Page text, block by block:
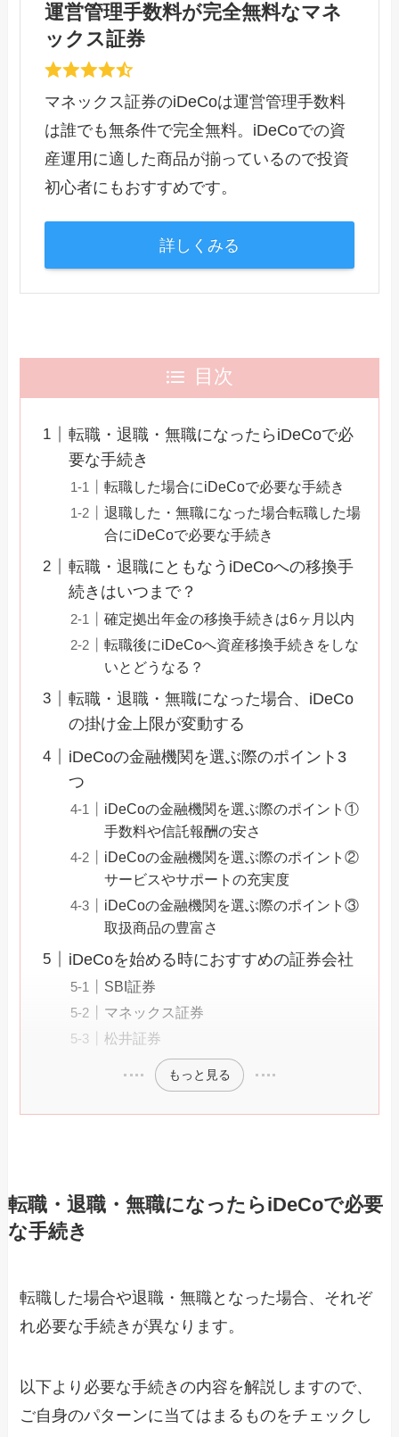
運営管理手数料が完全無料なマネ
ックス証券
マネックス証券のiDeCoは運営管理手数料
は誰でも無条件で完全無料。iDeCoでの資
産運用に適した商品が揃っているので投資
初心者にもおすすめです。
詳しくみる
目次
転職・退職・無職になったらiDeCoで必
要な手続き
転職した場合にiDeCoで必要な手続き
退職した・無職になった場合転職した場
合にiDeCoで必要な手続き
転職・退職にともなうiDeCoへの移換手
続きはいつまで？
確定拠出年金の移換手続きは6ヶ月以内
転職後にiDeCoへ資産移換手続きをしな
いとどうなる？
転職・退職・無職になった場合、iDeCo
の掛け金上限が変動する
iDeCoの金融機関を選ぶ際のポイント3
つ
iDeCoの金融機関を選ぶ際のポイント①
手数料や信託報酬の安さ
iDeCoの金融機関を選ぶ際のポイント②
サービスやサポートの充実度
iDeCoの金融機関を選ぶ際のポイント③
取扱商品の豊富さ
iDeCoを始める時におすすめの証券会社
SBI証券
マネックス証券
松井証券
もっと見る
転職・退職・無職になったらiDeCoで必要
な手続き
転職した場合や退職・無職となった場合、それぞ
れ必要な手続きが異なります。
以下より必要な手続きの内容を解説しますので、
ご自身のパターンに当てはまるものをチェックし